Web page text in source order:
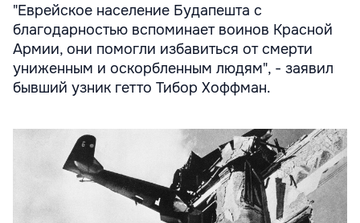
"Еврейское население Будапешта с
благодарностью вспоминает воинов Красной
Армии, они помогли избавиться от смерти
униженным и оскорбленным людям", - заявил
бывший узник гетто Тибор Хоффман.